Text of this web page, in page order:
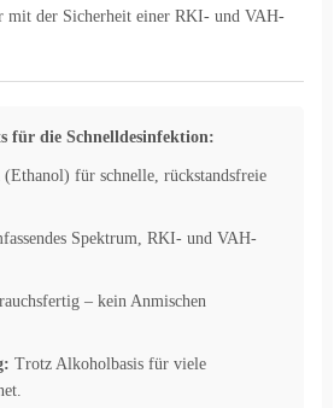
mit der Sicherheit einer RKI- und VAH-
für die Schnelldesinfektion:
für schnelle, rückstandsfreie
Spektrum, RKI- und VAH-
– kein Anmischen
Trotz Alkoholbasis für viele